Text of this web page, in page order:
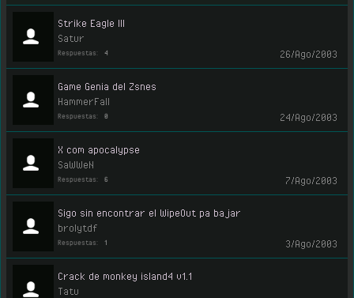
Strike Eagle III
Satur
Respuestas: 4 26/Ago/2003
Game Genia del Zsnes
HammerFall
Respuestas: 0 24/Ago/2003
X com apocalypse
SaWWeN
Respuestas: 6 7/Ago/2003
Sigo sin encontrar el WipeOut pa bajar
brolytdf
Respuestas: 1 3/Ago/2003
Crack de monkey island4 v1.1
Tatu